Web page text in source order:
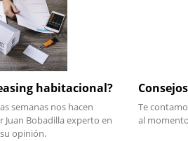
habitacional?
semanas nos hacen
Bobadilla experto en
opinión.
Te
al